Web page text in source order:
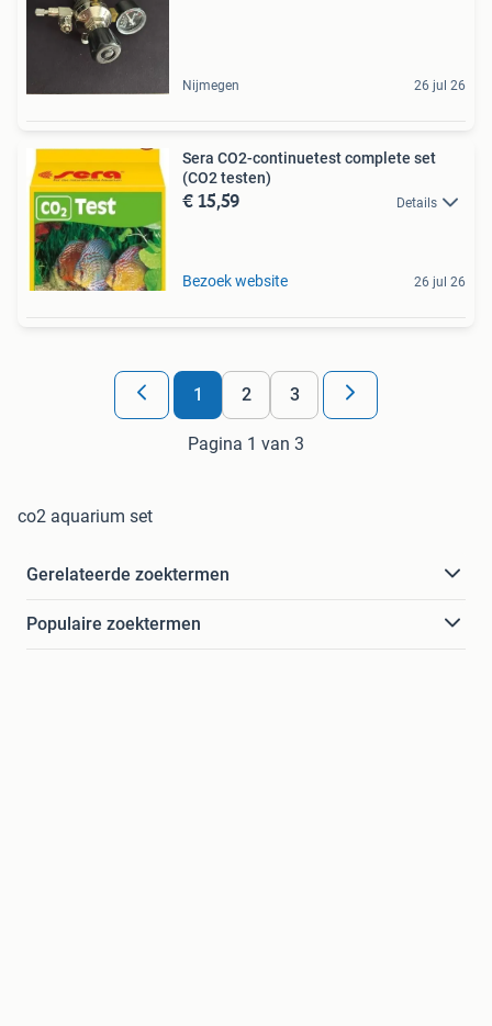
Nijmegen 26 jul 26
Sera CO2-continuetest complete set
(CO2 testen)
€ 15,59 Details
Bezoek website 26 jul 26
1 2 3
Pagina 1 van 3
co2 aquarium set
Gerelateerde zoektermen
Populaire zoektermen